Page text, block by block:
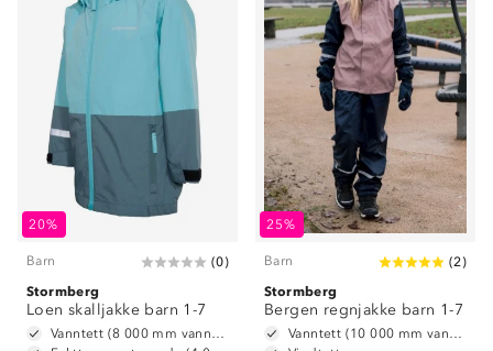
20%
Barn (0)
Stormberg
Loen skalljakke barn 1-7
Vanntett (8 000 mm vannsøyle)
25%
Barn (2)
Stormberg
Bergen regnjakke barn 1-7
Vanntett (10 000 mm vannsøyle)